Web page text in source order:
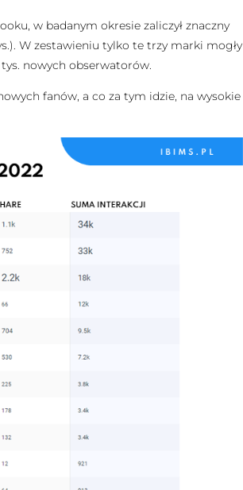
w badanym okresie zaliczył znaczny
W zestawieniu tylko te trzy marki mogły
nowych obserwatorów.
fanów, a co za tym idzie, na wysokie